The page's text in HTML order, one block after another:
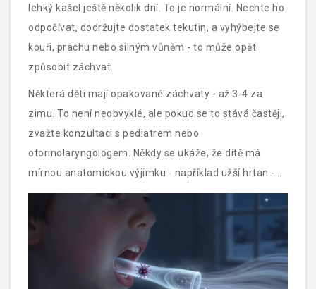
lehký kašel ještě několik dní. To je normální. Nechte ho
odpočívat, dodržujte dostatek tekutin, a vyhýbejte se
kouři, prachu nebo silným vůněm - to může opět
způsobit záchvat.
Některá děti mají opakované záchvaty - až 3-4 za
zimu. To není neobvyklé, ale pokud se to stává častěji,
zvažte konzultaci s pediatrem nebo
otorinolaryngologem. Někdy se ukáže, že dítě má
mírnou anatomickou výjimku - například užší hrtan -
která se s věkem zlepší.